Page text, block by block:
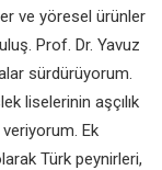
ve yöresel ürünler
Prof. Dr. Yavuz
sürdürüyorum.
liselerinin aşçılık
Ek
Türk peynirleri,